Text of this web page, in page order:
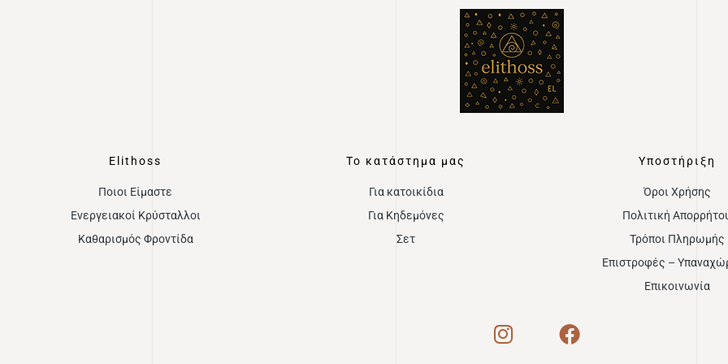
Elithoss
Ποιοι Είμαστε
Ενεργειακοί Κρύσταλλοι
Καθαρισμός Φροντίδα
Το κατάστημα μας
Για κατοικίδια
Για Κηδεμόνες
Σετ
Υποστήριξη
Όροι Χρήσης
Πολιτική
Τρόποι Πληρωμής
Επιστροφές –
Επικοινωνία